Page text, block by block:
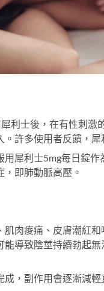
利士後，在有性刺
許多使用者反饋， 犀
用 犀利士5mg每日錠作
即肺動脈高壓。
肌肉痠痛、皮膚潮紅
能導致陰莖持續勃起
，副作用會逐漸減